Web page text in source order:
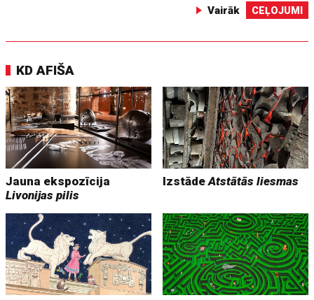
Vairāk CEĻOJUMI
KD AFIŠA
Jauna ekspozīcija
Livonijas pilis
IzstādeAtstātās liesmas